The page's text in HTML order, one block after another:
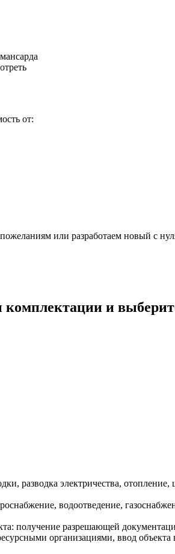
от:
или разработаем новый с
и
разводка электричества,
водоотведение,
получение разрешающей
организациями, ввод